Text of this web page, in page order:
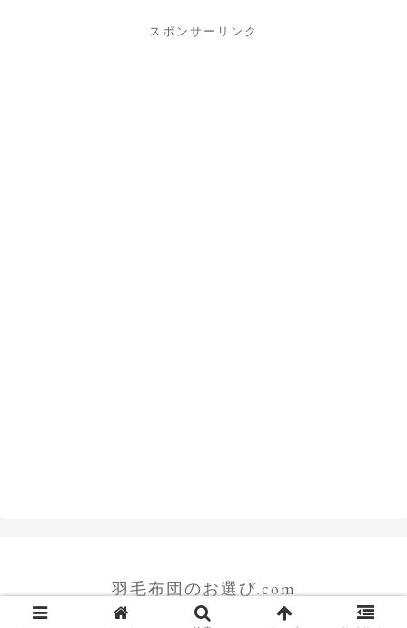
スポンサーリンク
羽毛布団のお選び.com
© 2014-2026 羽毛布団のお選び.com.